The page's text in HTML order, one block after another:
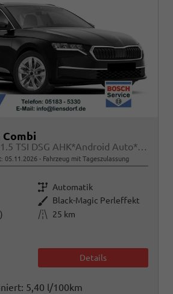
Combi
Selection Kombi 1.5 TSI DSG AHK*Android Auto*ACC*SHZ*E-Heck*Keyless*Kamera*2Z Klimaauto
05.11.2026 Fahrzeug mit Tageszulassung
Getriebe Automatik
Außenfarbe Black-Magic Perleffekt
Kilometerstand
25 km
Details
5,40 l/100km